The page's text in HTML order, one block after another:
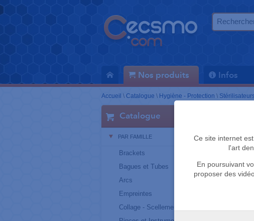
Nos produits Infos
Ce site internet
l'art
En poursuivant
proposer des
Accueil \ Catalogue \ Hygiène - Protection \
Catalogue
PAR FAMILLE
Brackets
Bagues et Tubes
Arcs
Empreintes
Collage - Scellement